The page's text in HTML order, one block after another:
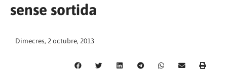
sense sortida
Dimecres, 2 octubre, 2013